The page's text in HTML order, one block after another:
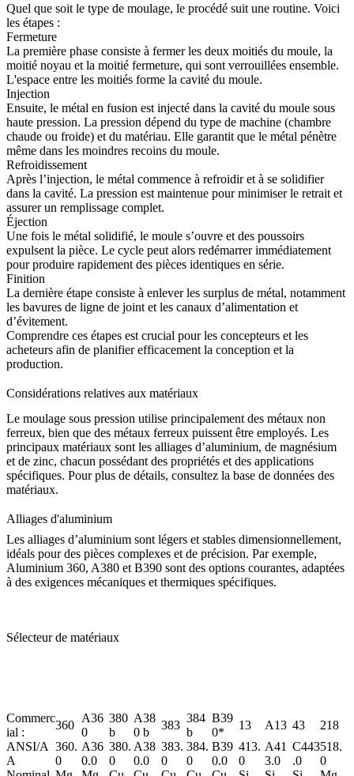
Quel que soit le type de moulage, le procédé suit une routine. Voici
les étapes :
Fermeture
La première phase consiste à fermer les deux moitiés du moule, la
moitié noyau et la moitié fermeture, qui sont verrouillées ensemble.
L'espace entre les moitiés forme la cavité du moule.
Injection
Ensuite, le métal en fusion est injecté dans la cavité du moule sous
haute pression. La pression dépend du type de machine (chambre
chaude ou froide) et du matériau. Elle garantit que le métal pénètre
même dans les moindres recoins du moule.
Refroidissement
Après l’injection, le métal commence à refroidir et à se solidifier
dans la cavité. La pression est maintenue pour minimiser le retrait et
assurer un remplissage complet.
Éjection
Une fois le métal solidifié, le moule s’ouvre et des poussoirs
expulsent la pièce. Le cycle peut alors redémarrer immédiatement
pour produire rapidement des pièces identiques en série.
Finition
La dernière étape consiste à enlever les surplus de métal, notamment
les bavures de ligne de joint et les canaux d’alimentation et
d’évitement.
Comprendre ces étapes est crucial pour les concepteurs et les
acheteurs afin de planifier efficacement la conception et la
production.
Considérations relatives aux matériaux
Le moulage sous pression utilise principalement des métaux non
ferreux, bien que des métaux ferreux puissent être employés. Les
principaux matériaux sont les alliages d’aluminium, de magnésium
et de zinc, chacun possédant des propriétés et des applications
spécifiques. Pour plus de détails, consultez la base de données des
matériaux.
Alliages d'aluminium
Les alliages d’aluminium sont légers et stables dimensionnellement,
idéals pour des pièces complexes et de précision. Par exemple,
Aluminium 360, A380 et B390 sont des options courantes, adaptées
à des exigences mécaniques et thermiques spécifiques.
Sélecteur de matériaux
Commerc
ial :
360
A36
0
380
b
A38
0 b
383
384
b
B39
0*
13 A13 43
218
ANSI/A
A
360.
0
A36
0.0
380.
0
A38
0.0
383.
0
384.
0
B39
0.0
413.
0
A41
3.0
C443
.0
518.
0